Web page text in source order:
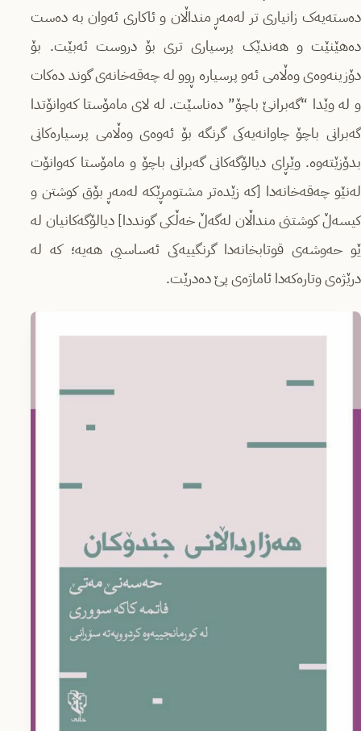
دەستەیەک زانیاری تر لەمەڕ منداڵان و ئاکاری ئەوان بە دەست
دەهێنێت و هەندێک پرسیاری تری بۆ دروست ئەبێت. بۆ
دۆزینەوەی وەڵامی ئەو پرسیارە ڕوو لە چەقەخانەی گوند دەکات
و لە وێدا “گەبرانێ باچۆ” دەناسێت. لە لای مامۆستا کەوانۆتدا
گەبرانی باچۆ چاوانەیەکی گرنگە بۆ ئەوەی وەڵامی پرسیارەکانی
بدۆزێتەوە. وێڕای دیالۆگەکانی گەبرانی باچۆ و مامۆستا کەوانۆت
لەنێو چەقەخانەدا [کە زێدەتر مشتومڕێکە لەمەڕ بۆق کوشتن و
کیسەڵ کوشتنی منداڵان لەگەڵ خەڵکی گونددا] دیالۆگەکانیان لە
ێو حەوشەی قوتابخانەدا گرنگییەکی ئەساسیی هەیە؛ کە لە
درێژەی وتارەکەدا ئاماژەی پێ دەدرێت.